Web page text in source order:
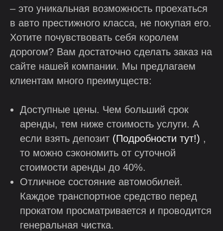
– это уникальная возможность проехаться
в авто престижного класса, не покупая его.
Хотите почувствовать себя королем
дорогом? Вам достаточно сделать заказ на
сайте нашей компании. Мы предлагаем
клиентам много преимуществ:
Доступные цены. Чем больший срок
аренды, тем ниже стоимость услуги. А
если взять депозит (Подробности тут!) ,
то можно сэкономить от суточной
стоимости аренды до 40%.
Отличное состояние автомобилей.
Каждое транспортное средство перед
прокатом просматривается и проводится
генеральная чистка.